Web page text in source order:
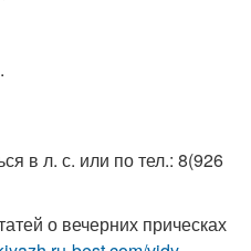
в л. с. или по тел.: 8(926
о вечерних прическах